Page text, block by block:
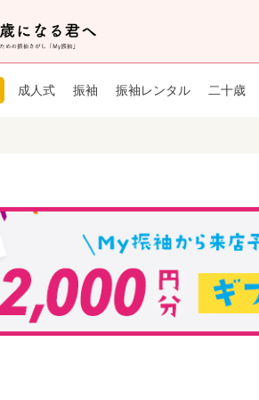
成人式 振袖 振袖レンタル 二十歳